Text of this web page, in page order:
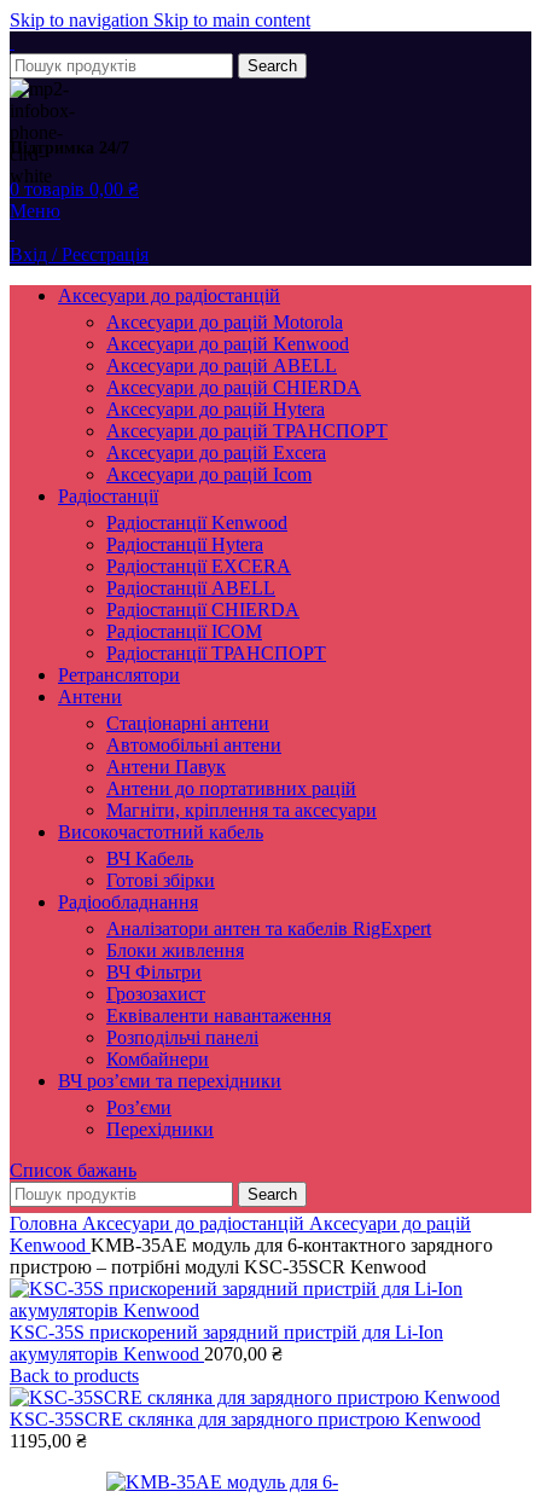
Skip to navigation Skip to main content
Search
Підтримка 24/7
0 товарів 0,00 ₴
Меню
Вхід / Реєстрація
Аксесуари до радіостанцій
Аксесуари до рацій Motorola
Аксесуари до рацій Kenwood
Аксесуари до рацій ABELL
Аксесуари до рацій CHIERDA
Аксесуари до рацій Hytera
Аксесуари до рацій ТРАНСПОРТ
Аксесуари до рацій Excera
Аксесуари до рацій Icom
Радіостанції
Радіостанції Kenwood
Радіостанції Hytera
Радіостанції EXCERA
Радіостанції ABELL
Радіостанції CHIERDA
Радіостанції ICOM
Радіостанції ТРАНСПОРТ
Ретранслятори
Антени
Стаціонарні антени
Автомобільні антени
Антени Павук
Антени до портативних рацій
Магніти, кріплення та аксесуари
Високочастотний кабель
ВЧ Кабель
Готові збірки
Радіообладнання
Аналізатори антен та кабелів RigExpert
Блоки живлення
ВЧ Фільтри
Грозозахист
Еквіваленти навантаження
Розподільчі панелі
Комбайнери
ВЧ роз’єми та перехідники
Роз’єми
Перехідники
Список бажань
Search
Головна Аксесуари до радіостанцій Аксесуари до рацій
Kenwood KMB-35АЕ модуль для 6-контактного зарядного
пристрою – потрібні модулі KSC-35SCR Kenwood
KSC-35S прискорений зарядний пристрій для Li-Ion
акумуляторів Kenwood 2070,00 ₴
Back to products
KSC-35SCRE склянка для зарядного пристрою Kenwood
1195,00 ₴